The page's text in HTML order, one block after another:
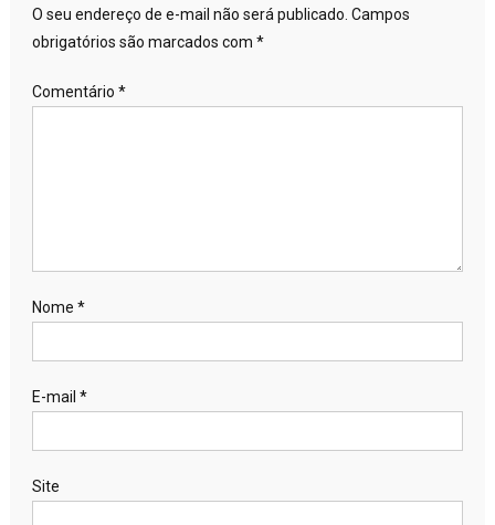
O seu endereço de e-mail não será publicado. Campos
obrigatórios são marcados com *
Comentário *
Nome *
E-mail *
Site